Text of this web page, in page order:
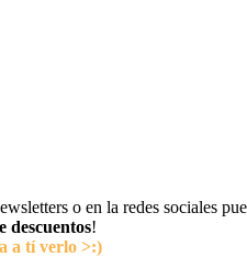
o en la redes sociales
descuentos!
a tí verlo >:)